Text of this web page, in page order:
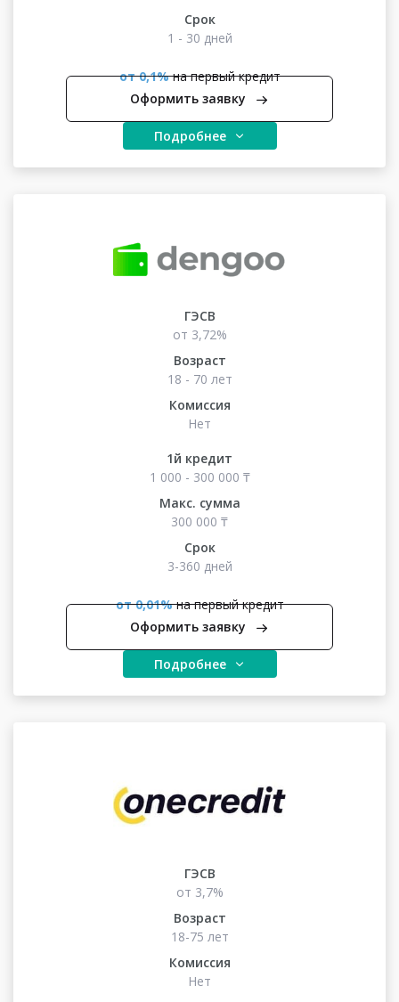
Срок
1 - 30 дней
от 0,1%на первый кредит
Оформить заявку
Подробнее
ГЭСВ
от 3,72%
Возраст
18 - 70 лет
Комиссия
Нет
1й кредит
1 000 - 300 000 ₸
Макс. сумма
300 000 ₸
Срок
3-360 дней
от 0,01%на первый кредит
Оформить заявку
Подробнее
ГЭСВ
от 3,7%
Возраст
18-75 лет
Комиссия
Нет